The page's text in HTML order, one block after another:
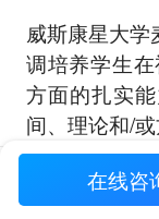
威斯康星大
调培养学生
方面的扎实
间、理论和/
项目还侧重提
评估本领域
在线咨